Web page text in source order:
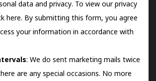
data and privacy. To view our privacy
here. By submitting this form, you agree
your information in accordance with
: We do sent marketing mails twice
are any special occasions. No more